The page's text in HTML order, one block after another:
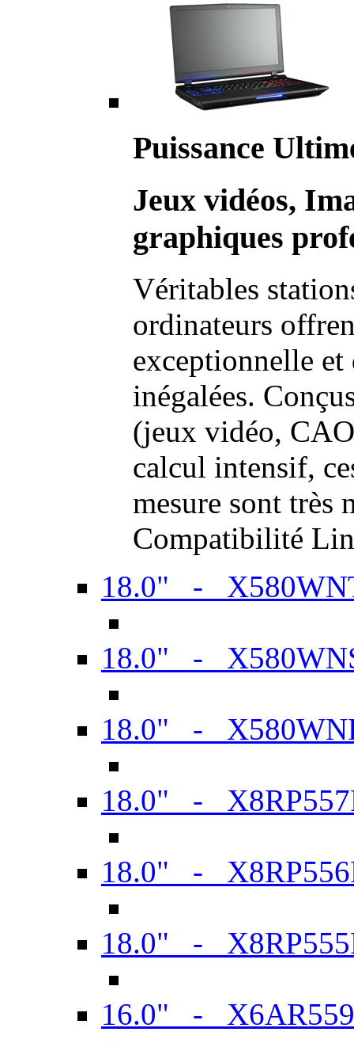
Puissance
Jeux vidéos,
graphiques
Véritables
ordinateurs
exceptionnelle et
inégalées.
(jeux vidéo,
calcul intensif,
mesure sont très
Compatibilité
18.0" -
18.0" -
18.0" -
18.0" -
18.0" -
18.0" -
16.0" -